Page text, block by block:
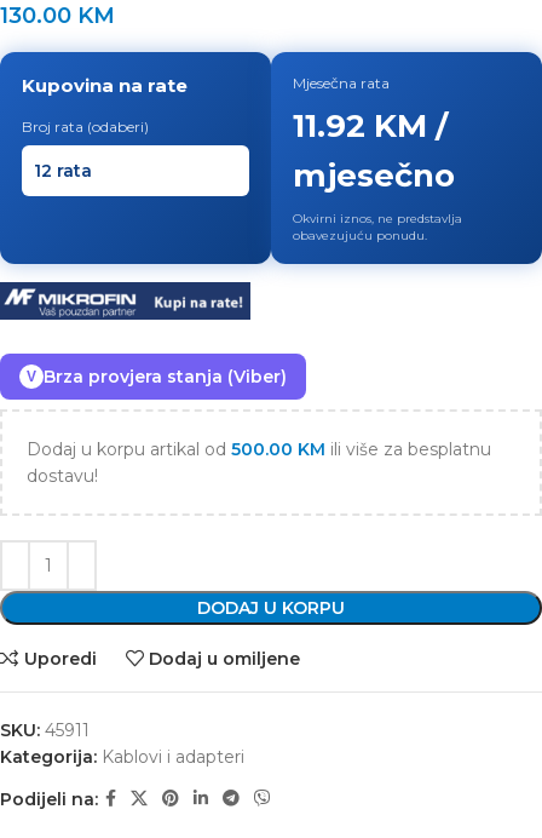
130.00 KM
Kupovina na rate
Broj rata (odaberi)
Mjesečna rata
11.92 KM /
mjesečno
Okvirni iznos, ne predstavlja
obavezujuću ponudu.
V Brza provjera stanja (Viber)
Dodaj u korpu artikal od 500.00 KM ili više za besplatnu
dostavu!
DODAJ U KORPU
Uporedi Dodaj u omiljene
SKU: 45911
Kategorija: Kablovi i adapteri
Podijeli na: